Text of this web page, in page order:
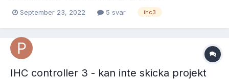
loggfunktion". I larmet kan du få en återställning av brandlarmet.
jag...
September 23, 2022 5 svar ihc3
IHC controller 3 - kan inte skicka projekt